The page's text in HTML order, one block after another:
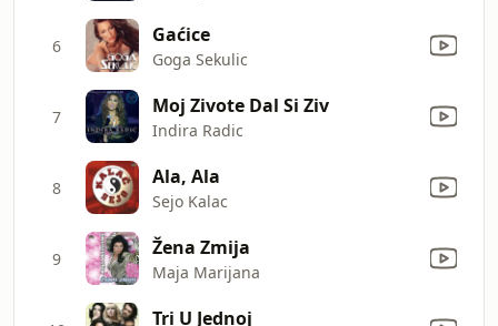
6 Gaćice
Goga Sekulic
7 Moj Zivote Dal Si Ziv
Indira Radic
8 Ala, Ala
Sejo Kalac
9 Žena Zmija
Maja Marijana
Tri U Jednoj